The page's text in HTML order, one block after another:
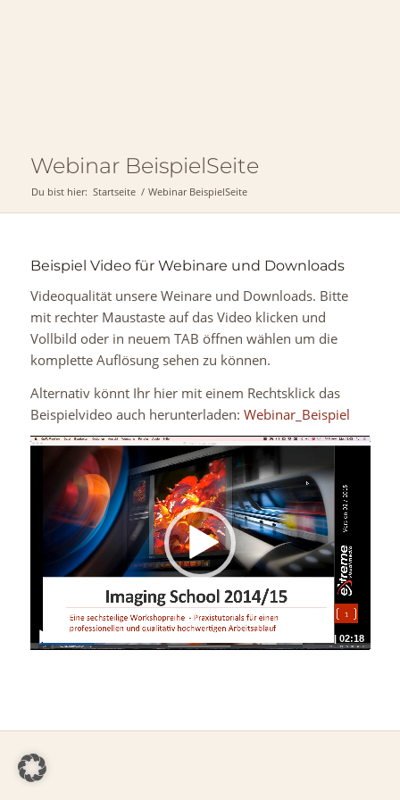
Webinar BeispielSeite
Du bist hier: Startseite / Webinar BeispielSeite
Beispiel Video für Webinare und Downloads
Videoqualität unsere Weinare und Downloads. Bitte
mit rechter Maustaste auf das Video klicken und
Vollbild oder in neuem TAB öffnen wählen um die
komplette Auflösung sehen zu können.
Alternativ könnt Ihr hier mit einem Rechtsklick das
Beispielvideo auch herunterladen: Webinar_Beispiel
|02:18